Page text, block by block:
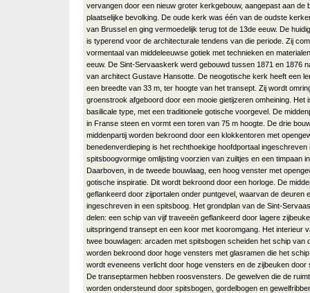
vervangen door een nieuw groter kerkgebouw, aangepast aan de
plaatselijke bevolking. De oude kerk was één van de oudste
van Brussel en ging vermoedelijk terug tot de 13de eeuw. De
is typerend voor de architecturale tendens van die periode. Zij
vormentaal van middeleeuwse gotiek met technieken en
eeuw. De Sint-Servaaskerk werd gebouwd tussen 1871 en 1876
van architect Gustave Hansotte. De neogotische kerk heeft een
een breedte van 33 m, ter hoogte van het transept. Zij wordt
groenstrook afgeboord door een mooie gietijzeren omheining. Het
basilicale type, met een traditionele gotische voorgevel. De
in Franse steen en vormt een toren van 75 m hoogte. De drie
middenpartij worden bekroond door een klokkentoren met
benedenverdieping is het rechthoekige hoofdportaal ingeschreven
spitsboogvormige omlijsting voorzien van zuiltjes en een timpaan
Daarboven, in de tweede bouwlaag, een hoog venster met
gotische inspiratie. Dit wordt bekroond door een horloge. De
geflankeerd door zijportalen onder puntgevel, waarvan de deuren
ingeschreven in een spitsboog. Het grondplan van de Sint-
delen: een schip van vijf traveeën geflankeerd door lagere
uitspringend transept en een koor met kooromgang. Het interieur
twee bouwlagen: arcaden met spitsbogen scheiden het schip van
worden bekroond door hoge vensters met glasramen die het
wordt eveneens verlicht door hoge vensters en de zijbeuken door
De transeptarmen hebben roosvensters. De gewelven die de
worden ondersteund door spitsbogen, gordelbogen en